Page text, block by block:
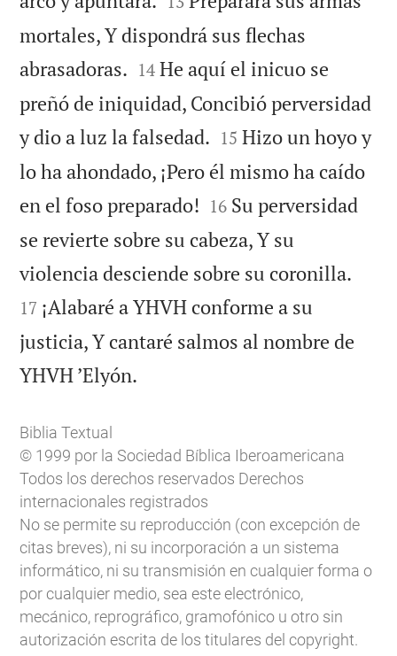
mortales, Y dispondrá sus flechas
abrasadoras. 

14 He aquí el inicuo se
preñó de iniquidad, Concibió perversidad
y dio a luz la falsedad. 

15 Hizo un hoyo y
lo ha ahondado, ¡Pero él mismo ha caído
en el foso preparado! 

16 Su perversidad
se revierte sobre su cabeza, Y su
violencia desciende sobre su coronilla.
17 ¡Alabaré a YHVH conforme a su
justicia, Y cantaré salmos al nombre de
YHVH ’Elyón.
Biblia Textual
© 1999 por la Sociedad Bíblica Iberoamericana
Todos los derechos reservados Derechos
internacionales registrados
No se permite su reproducción (con excepción de
citas breves), ni su incorporación a un sistema
informático, ni su transmisión en cualquier forma o
por cualquier medio, sea este electrónico,
mecánico, reprográfico, gramofónico u otro sin
autorización escrita de los titulares del copyright.